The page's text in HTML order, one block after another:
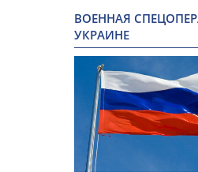
ВОЕННАЯ
УКРАИНЕ